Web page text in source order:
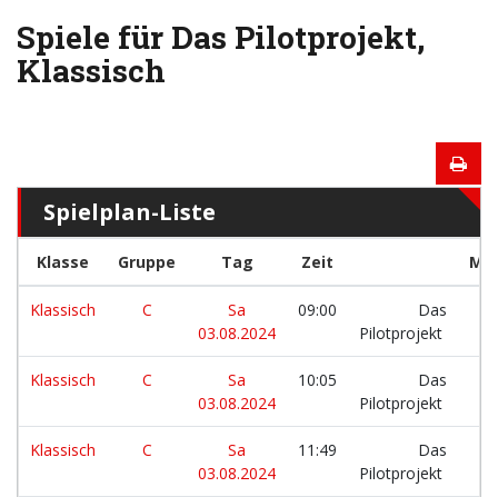
Spiele für Das Pilotprojekt,
Klassisch
Spielplan-Liste
Klasse Gruppe Tag Zeit
Klassisch C
Sa
03.08.2024
09:00
Das
Pilotprojekt
Klassisch C
Sa
03.08.2024
10:05
Das
Pilotprojekt
Klassisch C
Sa
03.08.2024
11:49
Das
Pilotprojekt